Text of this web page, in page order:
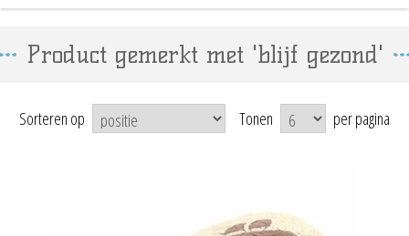
Product gemerkt met 'blijf gezond'
Sorteren op Tonen per pagina